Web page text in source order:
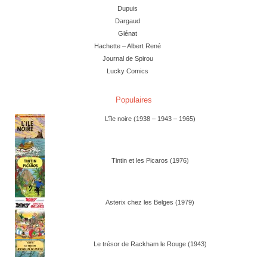
Dupuis
Dargaud
Glénat
Hachette – Albert René
Journal de Spirou
Lucky Comics
Populaires
L’île noire (1938 – 1943 – 1965)
Tintin et les Picaros (1976)
Asterix chez les Belges (1979)
Le trésor de Rackham le Rouge (1943)